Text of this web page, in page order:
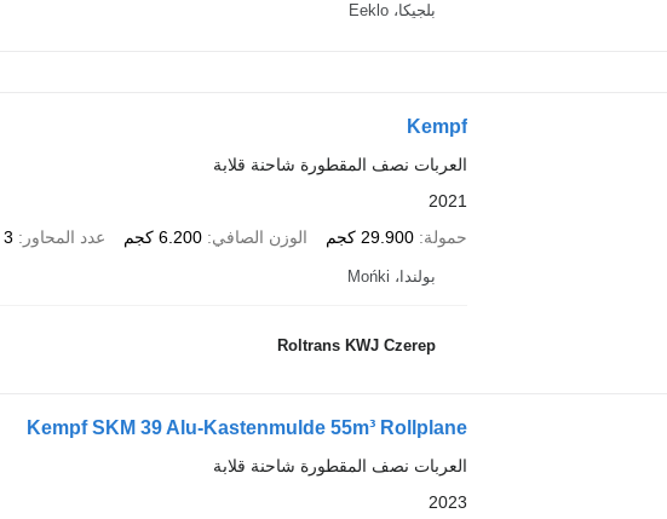
بلجيكا، Eeklo
Kempf
العربات نصف المقطورة شاحنة قلابة
2021
حمولة 29.900 كجم الوزن الصافي 6.200 كجم عدد المحاور 3
بولندا، Mońki
Roltrans KWJ Czerep
Kempf SKM 39 Alu-Kastenmulde 55m³ Rollplane
العربات نصف المقطورة شاحنة قلابة
2023